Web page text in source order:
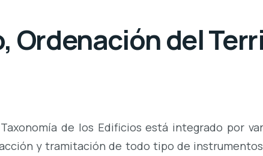
Ordenación del
de los Edificios está integrado por
y tramitación de todo tipo de